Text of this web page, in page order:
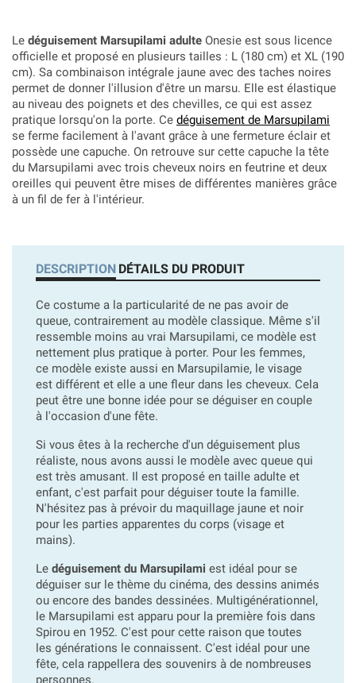
Le déguisement Marsupilami adulte Onesie est sous licence
officielle et proposé en plusieurs tailles : L (180 cm) et XL (190
cm). Sa combinaison intégrale jaune avec des taches noires
permet de donner l'illusion d'être un marsu. Elle est élastique
au niveau des poignets et des chevilles, ce qui est assez
pratique lorsqu'on la porte. Ce déguisement de Marsupilami
se ferme facilement à l'avant grâce à une fermeture éclair et
possède une capuche. On retrouve sur cette capuche la tête
du Marsupilami avec trois cheveux noirs en feutrine et deux
oreilles qui peuvent être mises de différentes manières grâce
à un fil de fer à l'intérieur.
DESCRIPTION DÉTAILS DU PRODUIT
Ce costume a la particularité de ne pas avoir de
queue, contrairement au modèle classique. Même s'il
ressemble moins au vrai Marsupilami, ce modèle est
nettement plus pratique à porter. Pour les femmes,
ce modèle existe aussi en Marsupilamie, le visage
est différent et elle a une fleur dans les cheveux. Cela
peut être une bonne idée pour se déguiser en couple
à l'occasion d'une fête.
Si vous êtes à la recherche d'un déguisement plus
réaliste, nous avons aussi le modèle avec queue qui
est très amusant. Il est proposé en taille adulte et
enfant, c'est parfait pour déguiser toute la famille.
N'hésitez pas à prévoir du maquillage jaune et noir
pour les parties apparentes du corps (visage et
mains).
Le déguisement du Marsupilami est idéal pour se
déguiser sur le thème du cinéma, des dessins animés
ou encore des bandes dessinées. Multigénérationnel,
le Marsupilami est apparu pour la première fois dans
Spirou en 1952. C'est pour cette raison que toutes
les générations le connaissent. C'est idéal pour une
fête, cela rappellera des souvenirs à de nombreuses
personnes.